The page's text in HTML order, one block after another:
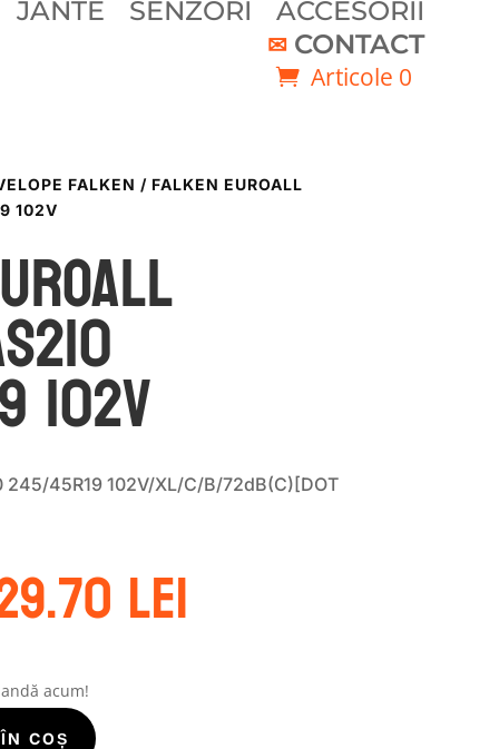
JANTE SENZORI
ACCESORII
CONTACT
Articole 0
FALKEN / FALKEN EUROALL
102V
102V
245/45R19 102V/XL/C/B/72dB(C)[DOT
lei.
lei
acum!
COȘ